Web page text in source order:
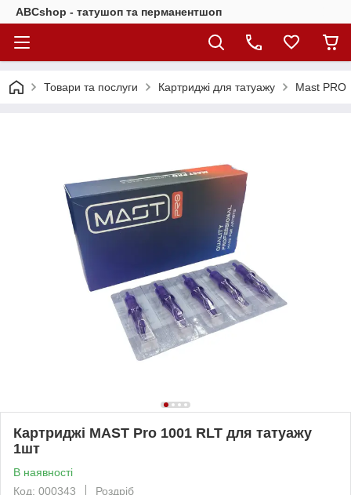
ABCshop - татушоп та перманентшоп
Товари та послуги Картриджі для татуажу Mast PRO
Картриджі MAST Pro 1001 RLT для татуажу
1шт
В наявності
Код: 000343
Роздріб